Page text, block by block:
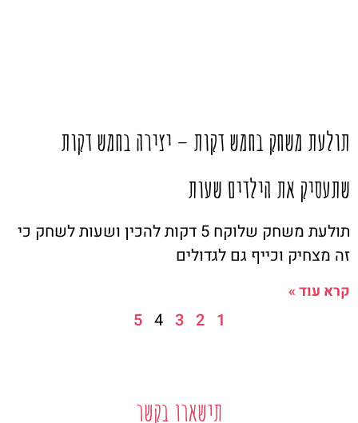
תולעת משחק בחמש דקות – יצירה בחמש דקות
שתעסיק את הילדים שעות
תולעת משחק שלוקח 5 דקות להכין ושעות לשחק כי
זה מצחיק וכייף גם לגדולים
קרא עוד »
1
2
3
4
5
תישארו בקשר